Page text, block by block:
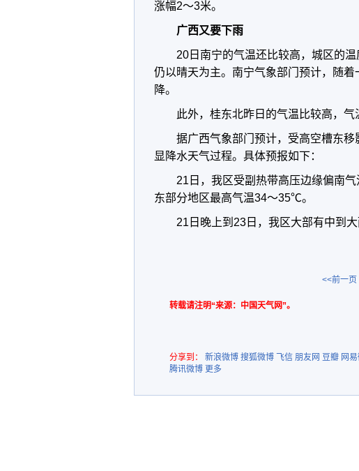
涨幅2～3米。
广西又要下雨
20日南宁的气温还比较高，城区的
仍以晴天为主。南宁气象部门预计，随
降。
此外，桂东北昨日的气温比较高，气
据广西气象部门预计，受高空槽东
显降水天气过程。具体预报如下：
21日，我区受副热带高压边缘偏南
东部分地区最高气温34～35℃。
21日晚上到23日，我区大部有中到大
<<前一页
转载请注明“来源：中国天气网”。
分享到： 新浪微博 搜狐微博 飞信 朋友网 豆瓣 网
腾讯微博 更多